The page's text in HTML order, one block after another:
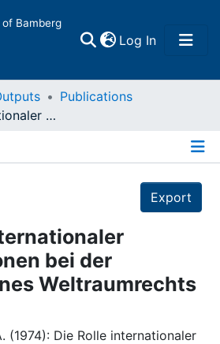
Bamberg
Log In(current)
Publications
Die Rolle internationaler Organisationen bei der Formung eines Weltraumrechts
Export
bei der
Weltraumrechts
(1974): Die Rolle internationaler